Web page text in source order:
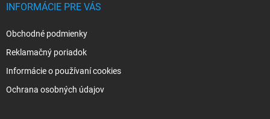
INFORMÁCIE PRE VÁS
Obchodné podmienky
Reklamačný poriadok
Informácie o používaní cookies
Ochrana osobných údajov